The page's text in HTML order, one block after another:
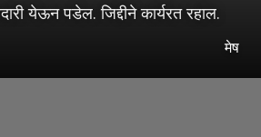
येऊन पडेल. जिद्दीने कार्यरत रहाल.
मेष